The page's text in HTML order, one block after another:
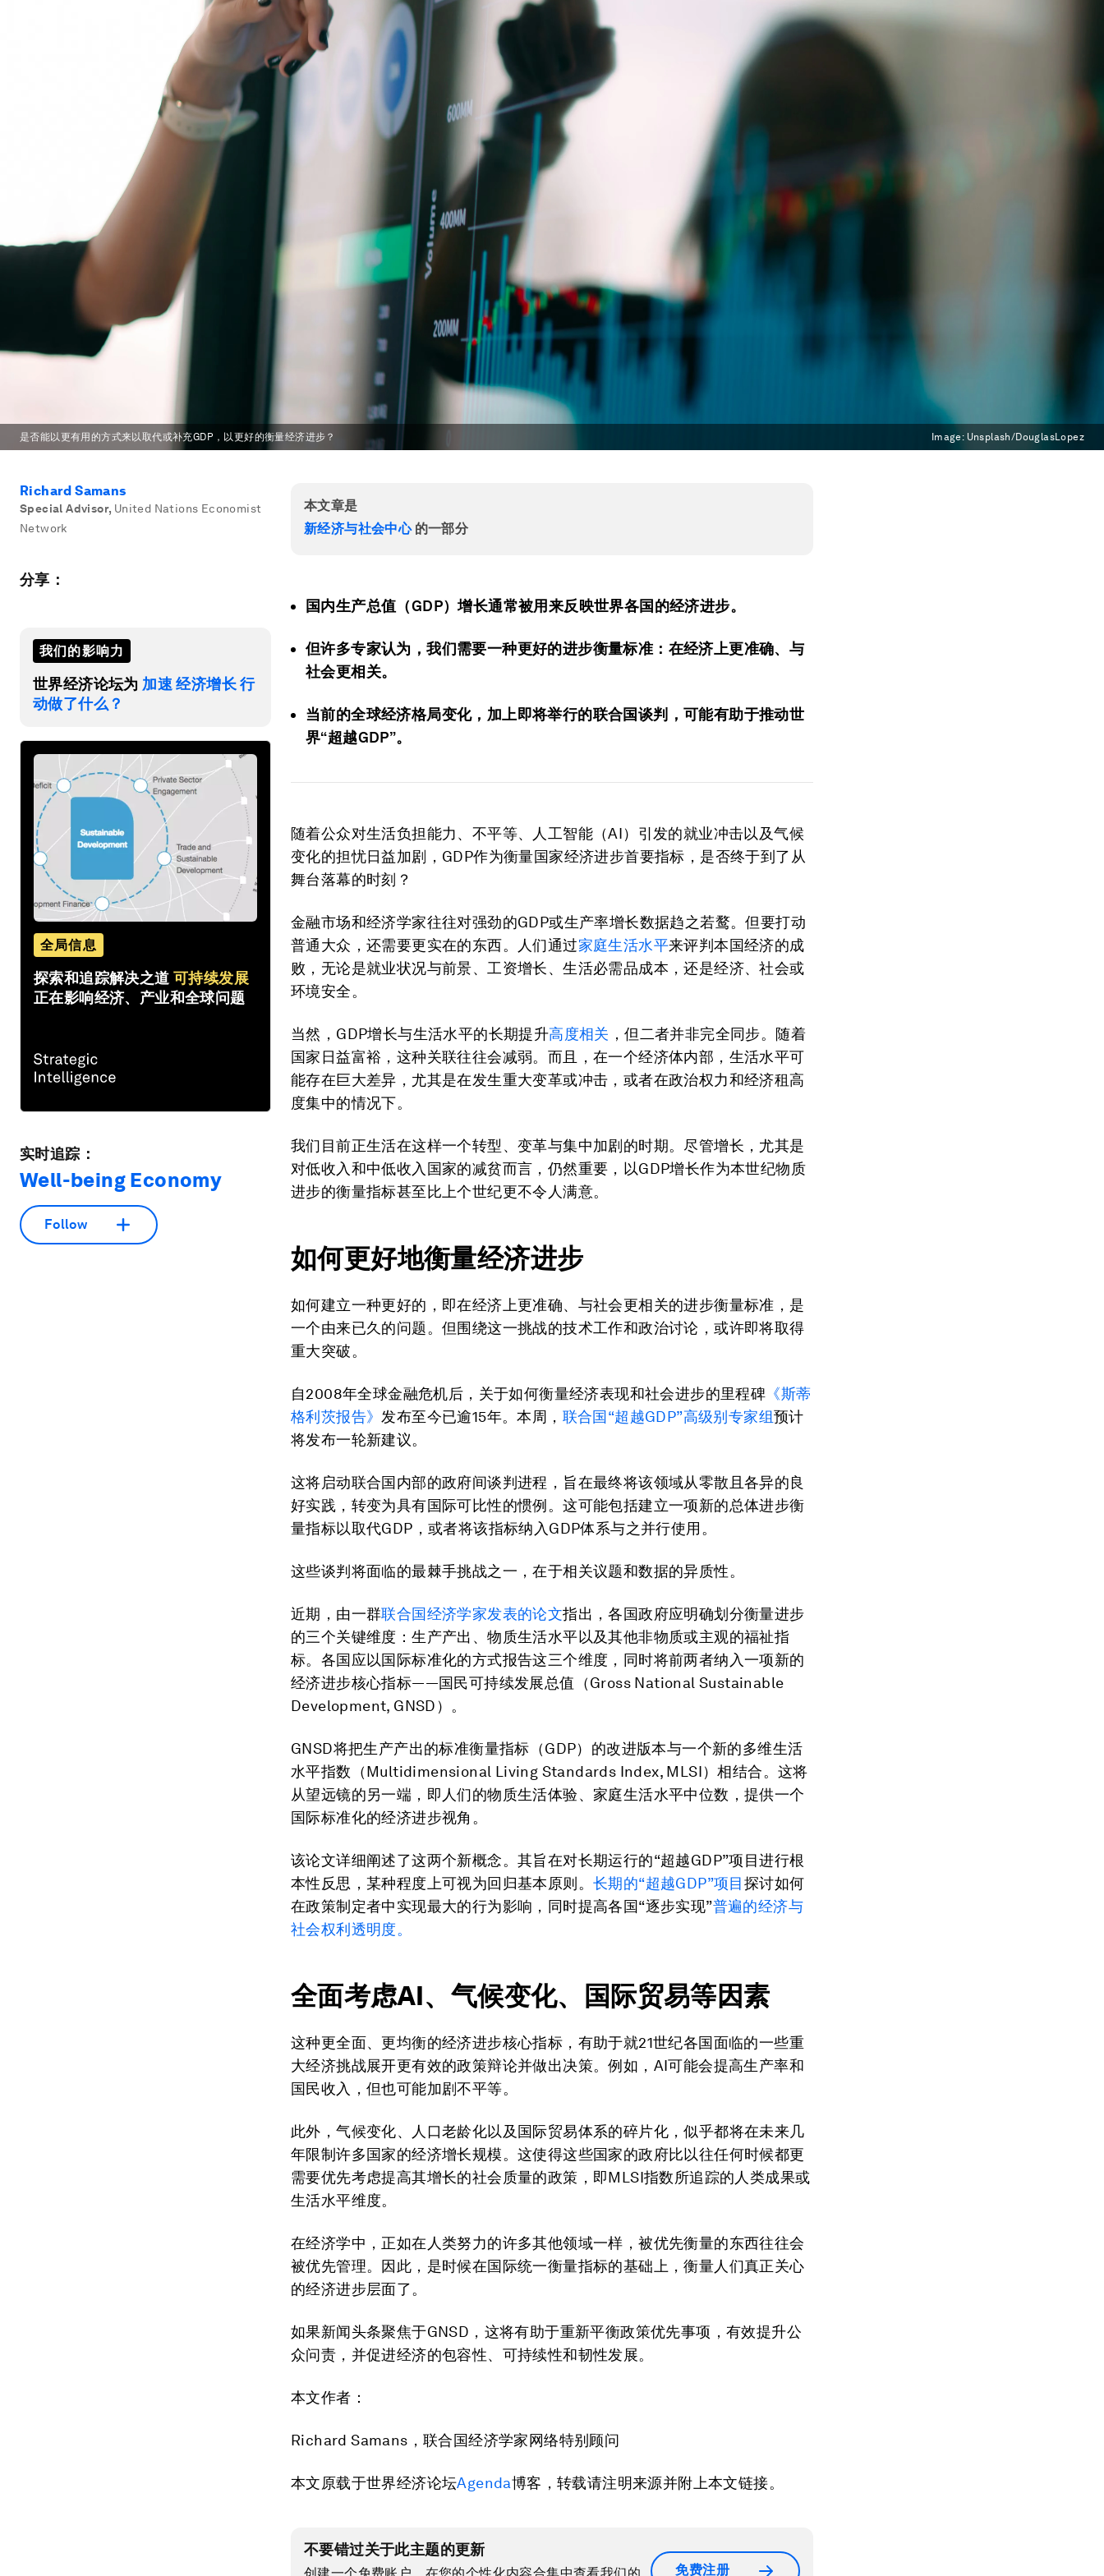
是否能以更有用的方式来以取代或补充GDP，以更好的衡量经济进步？ Image: Unsplash/DouglasLopez
Richard Samans
Special Advisor, United Nations Economist
Network
分享：
我们的影响力
世界经济论坛为 加速 经济增长 行
动做了什么？
全局信息
探索和追踪解决之道 可持续发展
正在影响经济、产业和全球问题
实时追踪：
Well-being Economy
Follow
本文章是
新经济与社会中心的一部分
国内生产总值（GDP）增长通常被用来反映世界各国的经济进步。
但许多专家认为，我们需要一种更好的进步衡量标准：在经济上更准确、与
社会更相关。
当前的全球经济格局变化，加上即将举行的联合国谈判，可能有助于推动世
界“超越GDP”。
随着公众对生活负担能力、不平等、人工智能（AI）引发的就业冲击以及气候
变化的担忧日益加剧，GDP作为衡量国家经济进步首要指标，是否终于到了从
舞台落幕的时刻？
金融市场和经济学家往往对强劲的GDP或生产率增长数据趋之若鹜。但要打动
普通大众，还需要更实在的东西。人们通过家庭生活水平来评判本国经济的成
败，无论是就业状况与前景、工资增长、生活必需品成本，还是经济、社会或
环境安全。
当然，GDP增长与生活水平的长期提升高度相关 ，但二者并非完全同步。随着
国家日益富裕，这种关联往往会减弱。而且，在一个经济体内部，生活水平可
能存在巨大差异，尤其是在发生重大变革或冲击，或者在政治权力和经济租高
度集中的情况下。
我们目前正生活在这样一个转型、变革与集中加剧的时期。尽管增长，尤其是
对低收入和中低收入国家的减贫而言，仍然重要，以GDP增长作为本世纪物质
进步的衡量指标甚至比上个世纪更不令人满意。
如何更好地衡量经济进步
如何建立一种更好的，即在经济上更准确、与社会更相关的进步衡量标准，是
一个由来已久的问题。但围绕这一挑战的技术工作和政治讨论，或许即将取得
重大突破。
自2008年全球金融危机后，关于如何衡量经济表现和社会进步的里程碑 《斯蒂
格利茨报告》 发布至今已逾15年。本周， 联合国“超越GDP”高级别专家组预计
将发布一轮新建议。
这将启动联合国内部的政府间谈判进程，旨在最终将该领域从零散且各异的良
好实践，转变为具有国际可比性的惯例。这可能包括建立一项新的总体进步衡
量指标以取代GDP，或者将该指标纳入GDP体系与之并行使用。
这些谈判将面临的最棘手挑战之一，在于相关议题和数据的异质性。
近期，由一群联合国经济学家发表的论文指出，各国政府应明确划分衡量进步
的三个关键维度：生产产出、物质生活水平以及其他非物质或主观的福祉指
标。各国应以国际标准化的方式报告这三个维度，同时将前两者纳入一项新的
经济进步核心指标——国民可持续发展总值（Gross National Sustainable
Development, GNSD）。
GNSD将把生产产出的标准衡量指标（GDP）的改进版本与一个新的多维生活
水平指数（Multidimensional Living Standards Index, MLSI）相结合。这将
从望远镜的另一端，即人们的物质生活体验、家庭生活水平中位数，提供一个
国际标准化的经济进步视角。
该论文详细阐述了这两个新概念。其旨在对长期运行的“超越GDP”项目进行根
本性反思，某种程度上可视为回归基本原则。 长期的“超越GDP”项目探讨如何
在政策制定者中实现最大的行为影响，同时提高各国“逐步实现”普遍的经济与
社会权利透明度。
全面考虑AI、气候变化、国际贸易等因素
这种更全面、更均衡的经济进步核心指标，有助于就21世纪各国面临的一些重
大经济挑战展开更有效的政策辩论并做出决策。例如，AI可能会提高生产率和
国民收入，但也可能加剧不平等。
此外，气候变化、人口老龄化以及国际贸易体系的碎片化，似乎都将在未来几
年限制许多国家的经济增长规模。这使得这些国家的政府比以往任何时候都更
需要优先考虑提高其增长的社会质量的政策，即MLSI指数所追踪的人类成果或
生活水平维度。
在经济学中，正如在人类努力的许多其他领域一样，被优先衡量的东西往往会
被优先管理。因此，是时候在国际统一衡量指标的基础上，衡量人们真正关心
的经济进步层面了。
如果新闻头条聚焦于GNSD，这将有助于重新平衡政策优先事项，有效提升公
众问责，并促进经济的包容性、可持续性和韧性发展。
本文作者：
Richard Samans，联合国经济学家网络特别顾问
本文原载于世界经济论坛Agenda博客，转载请注明来源并附上本文链接。
不要错过关于此主题的更新
免费注册